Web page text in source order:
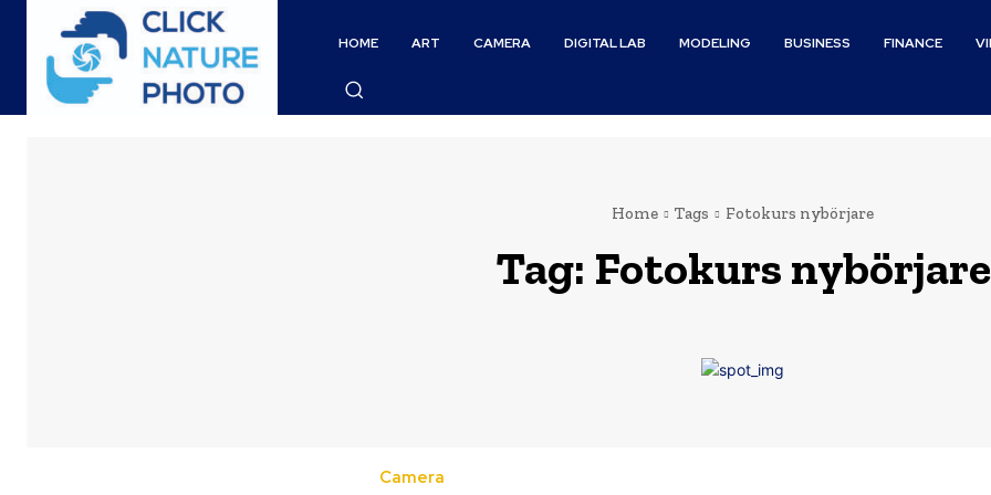
HOME ART CAMERA DIGITAL LAB MODELING BUSINESS FINANCE
Home Tags Fotokurs nybörjare
Tag: Fotokurs nybörjare
Camera